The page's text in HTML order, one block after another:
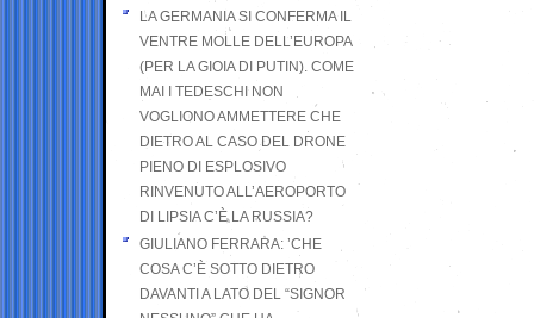
LA GERMANIA SI CONFERMA IL
VENTRE MOLLE DELL’EUROPA
(PER LA GIOIA DI PUTIN). COME
MAI I TEDESCHI NON
VOGLIONO AMMETTERE CHE
DIETRO AL CASO DEL DRONE
PIENO DI ESPLOSIVO
RINVENUTO ALL’AEROPORTO
DI LIPSIA C’È LA RUSSIA?
GIULIANO FERRARA: ’CHE
COSA C’È SOTTO DIETRO
DAVANTI A LATO DEL “SIGNOR